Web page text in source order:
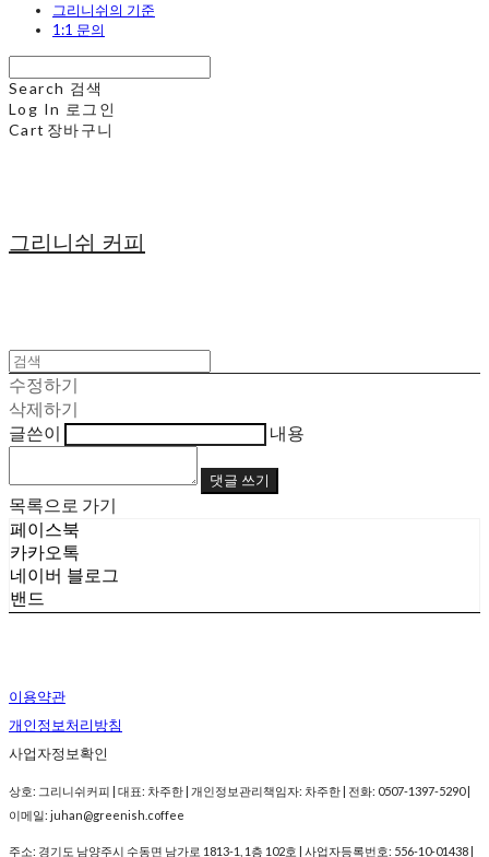
그리니쉬의 기준
1:1 문의
Search 검색
Log In 로그인
Cart 장바구니
그리니쉬 커피
수정하기
삭제하기
글쓴이
내용
댓글 쓰기
목록으로 가기
페이스북
카카오톡
네이버 블로그
밴드
이용약관
개인정보처리방침
사업자정보확인
상호: 그리니쉬커피 | 대표: 차주한 | 개인정보관리책임자: 차주한 | 전화: 0507-1397-5290 |
이메일: juhan@greenish.coffee
주소: 경기도 남양주시 수동면 남가로 1813-1, 1층 102호 | 사업자등록번호: 556-10-01438 |